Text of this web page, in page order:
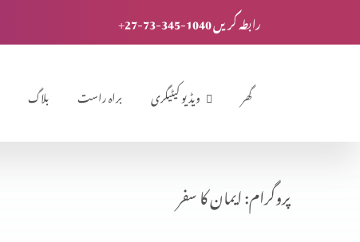
+27-73-345-1040 رابطہ کریں
بلاگ براہ راست ویڈیو کیٹیگری گھر
پروگرام: ایمان کا سفر